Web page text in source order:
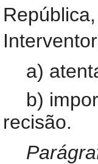
a)
b)
recisão.